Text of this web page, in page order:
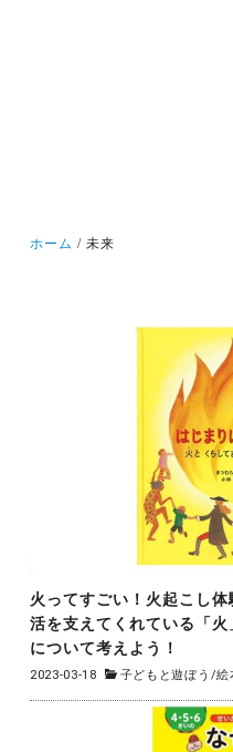
ホーム 未来
火ってすごい！火起こし
活を支えてくれている「
について考えよう！
2023-03-18 子どもと遊ぼう /絵